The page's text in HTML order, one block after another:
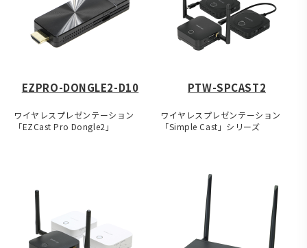
EZPRO-DONGLE2-D10
ワイヤレスプレゼンテーション
「EZCast Pro Dongle2」
PTW-SPCAST2
ワイヤレスプレゼンテーション
「Simple Cast」シリーズ